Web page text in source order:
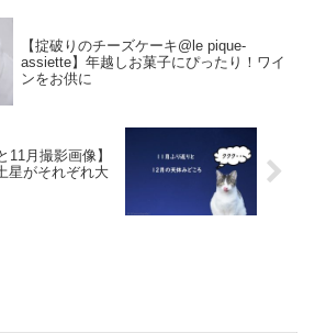
【掟破りのチーズケーキ@le pique-
assiette】年越しお菓子にぴったり！ワイ
ンをお供に
11月撮影画像】
星がそれぞれ大